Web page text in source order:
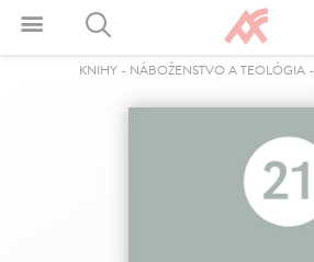
KNIHY- NÁBOŽENSTVO A TEOLÓGIA-